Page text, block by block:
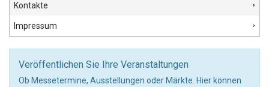
Kontakte
Impressum
Veröffentlichen Sie Ihre Veranstaltungen
Ob Messetermine, Ausstellungen oder Märkte. Hier können